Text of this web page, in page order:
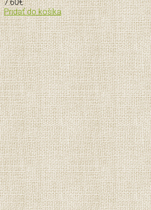
7.60€
Pridať do košíka